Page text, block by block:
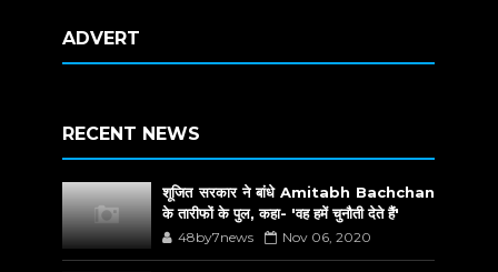
ADVERT
RECENT NEWS
शूजित सरकार ने बांधे Amitabh Bachchan
के तारीफों के पुल, कहा- 'वह हमें चुनौती देते हैं'
48by7news Nov 06, 2020